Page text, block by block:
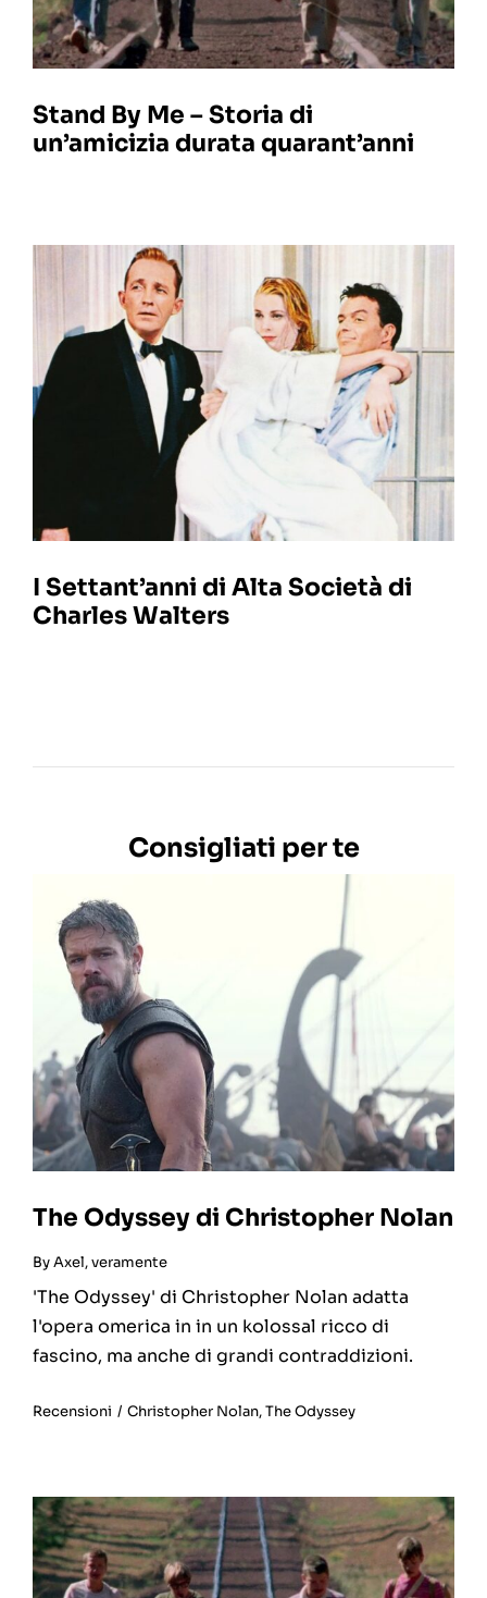
Stand By Me – Storia di
un’amicizia durata quarant’anni
I Settant’anni di Alta Società di
Charles Walters
Consigliati per te
The Odyssey di Christopher Nolan
ByAxel, veramente
'The Odyssey' di Christopher Nolan adatta
l'opera omerica in in un kolossal ricco di
fascino, ma anche di grandi contraddizioni.
Recensioni / Christopher Nolan,The Odyssey